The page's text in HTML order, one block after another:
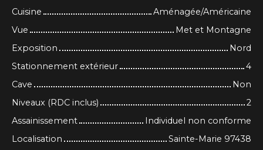
Cuisine
Aménagée/Américaine
Vue
Met et Montagne
Exposition
Nord
Stationnement extérieur
4
Cave
Non
Niveaux (RDC inclus)
2
Assainissement
Individuel non conforme
Localisation
Sainte-Marie 97438